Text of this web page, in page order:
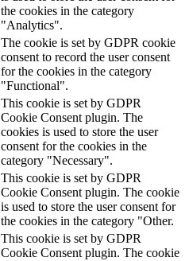
the cookies in the category
"Analytics".
The cookie is set by GDPR cookie
consent to record the user consent
for the cookies in the category
"Functional".
This cookie is set by GDPR
Cookie Consent plugin. The
cookies is used to store the user
consent for the cookies in the
category "Necessary".
This cookie is set by GDPR
Cookie Consent plugin. The cookie
is used to store the user consent for
the cookies in the category "Other.
This cookie is set by GDPR
Cookie Consent plugin. The cookie